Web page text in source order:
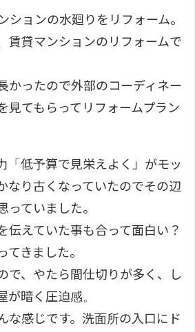
ションの水廻りをリフォーム。
賃貸マンションのリフォームで
かったので外部のコーディネー
見てもらってリフォームプラン
「低予算で見栄えよく」がモッ
なり古くなっていたのでその辺
っていました。
伝えていた事も合って面白い？
てきました。
で、やたら間仕切りが多く、し
が暗く圧迫感。
な感じです。洗面所の入口にド